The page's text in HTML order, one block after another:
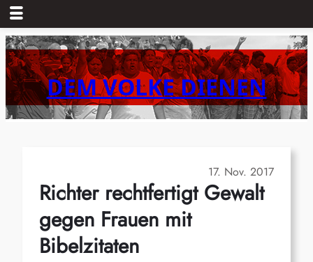
Zum
Inhalt
springenDEM VOLKE DIENEN
17. Nov. 2017
Richter rechtfertigt Gewalt
gegen Frauen mit
Bibelzitaten